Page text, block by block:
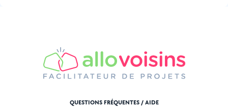
QUESTIONS FRÉQUENTES / AIDE